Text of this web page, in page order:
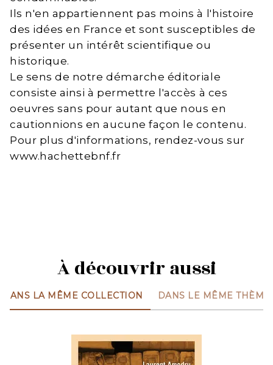
Ils n'en appartiennent pas moins à l'histoire
des idées en France et sont susceptibles de
présenter un intérêt scientifique ou
historique.
Le sens de notre démarche éditoriale
consiste ainsi à permettre l'accès à ces
oeuvres sans pour autant que nous en
cautionnions en aucune façon le contenu.
Pour plus d'informations, rendez-vous sur
www.hachettebnf.fr
À découvrir aussi
DANS LA MÊME COLLECTION DANS LE MÊME THÈME